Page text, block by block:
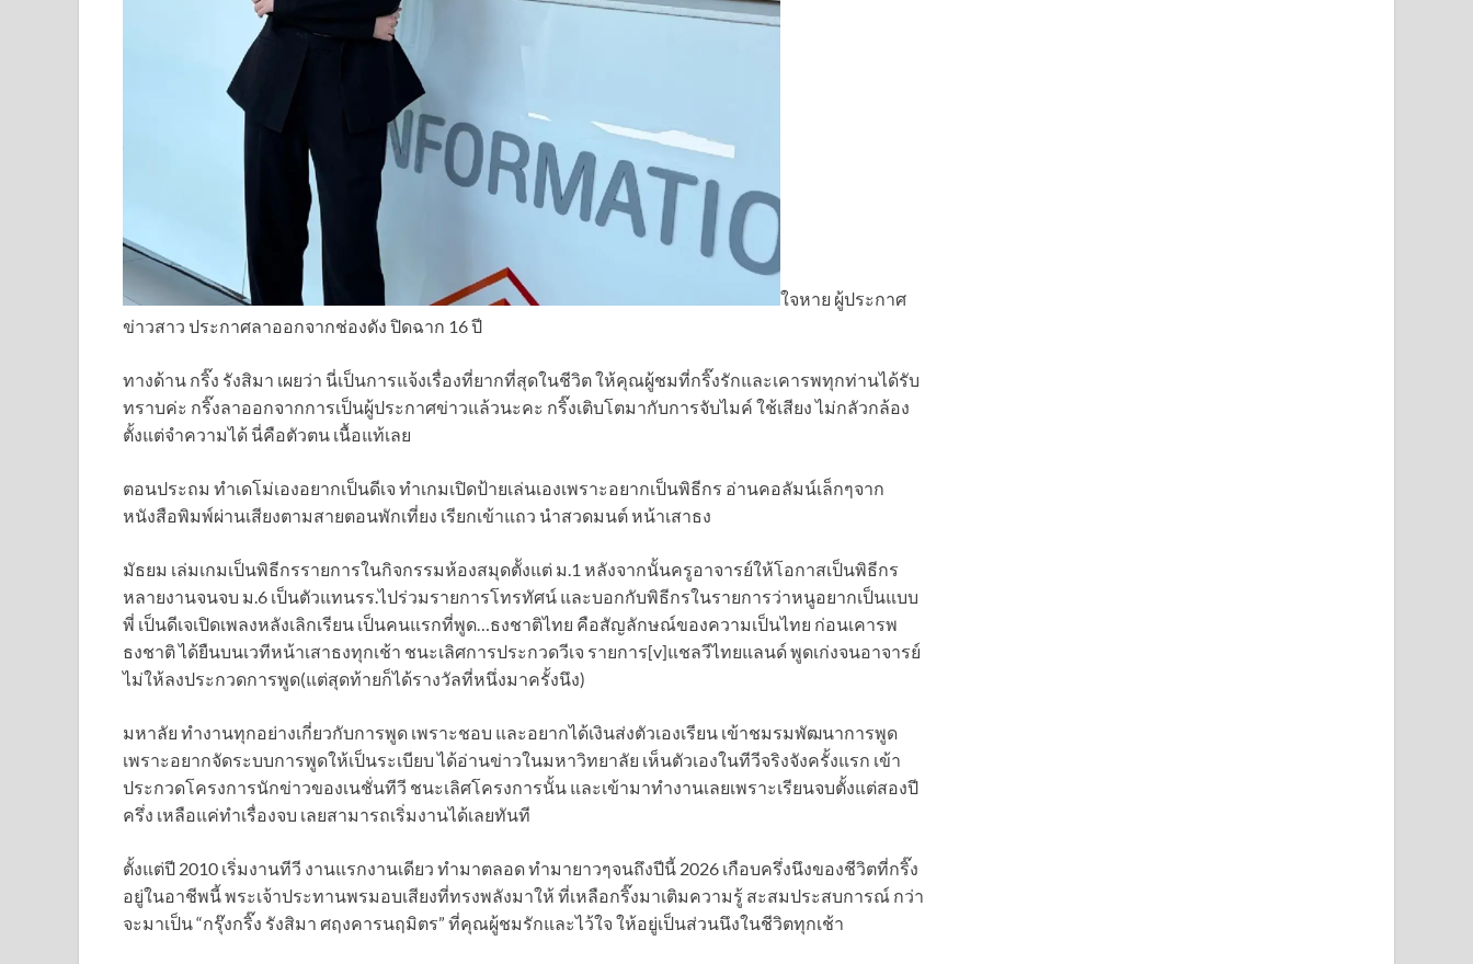
ใจหาย ผู้ประกาศ
ข่าวสาว ประกาศลาออกจากช่องดัง ปิดฉาก 16 ปี
ทางด้าน กริ๊ง รังสิมา เผยว่า นี่เป็นการแจ้งเรื่องที่ยากที่สุดในชีวิต ให้คุณผู้ชมที่กริ๊งรักและเคารพทุกท่านได้รับ
ทราบค่ะ กริ๊งลาออกจากการเป็นผู้ประกาศข่าวแล้วนะคะ กริ๊งเติบโตมากับการจับไมค์ ใช้เสียง ไม่กลัวกล้อง
ตั้งแต่จำความได้ นี่คือตัวตน เนื้อแท้เลย
ตอนประถม ทำเดโม่เองอยากเป็นดีเจ ทำเกมเปิดป้ายเล่นเองเพราะอยากเป็นพิธีกร อ่านคอลัมน์เล็กๆจาก
หนังสือพิมพ์ผ่านเสียงตามสายตอนพักเที่ยง เรียกเข้าแถว นำสวดมนต์ หน้าเสาธง
มัธยม เล่มเกมเป็นพิธีกรรายการในกิจกรรมห้องสมุดตัังแต่ ม.1 หลังจากนั้นครูอาจารย์ให้โอกาสเป็นพิธีกร
หลายงานจนจบ ม.6 เป็นตัวแทนรร.ไปร่วมรายการโทรทัศน์ และบอกกับพิธีกรในรายการว่าหนูอยากเป็นแบบ
พี่ เป็นดีเจเปิดเพลงหลังเลิกเรียน เป็นคนแรกที่พูด…ธงชาติไทย คือสัญลักษณ์ของความเป็นไทย ก่อนเคารพ
ธงชาติ ได้ยืนบนเวทีหน้าเสาธงทุกเช้า ชนะเลิศการประกวดวีเจ รายการ[v]แชลวีไทยแลนด์ พูดเก่งจนอาจารย์
ไม่ให้ลงประกวดการพูด(แต่สุดท้ายก็ได้รางวัลที่หนึ่งมาครั้งนึง)
มหาลัย ทำงานทุกอย่างเกี่ยวกับการพูด เพราะชอบ และอยากได้เงินส่งตัวเองเรียน เข้าชมรมพัฒนาการพูด
เพราะอยากจัดระบบการพูดให้เป็นระเบียบ ได้อ่านข่าวในมหาวิทยาลัย เห็นตัวเองในทีวีจริงจังครั้งแรก เข้า
ประกวดโครงการนักข่าวของเนชั่นทีวี ชนะเลิศโครงการนั้น และเข้ามาทำงานเลยเพราะเรียนจบตั้งแต่สองปี
ครึ่ง เหลือแค่ทำเรื่องจบ เลยสามารถเริ่มงานได้เลยทันที
ตั้งแต่ปี 2010 เริ่มงานทีวี งานแรกงานเดียว ทำมาตลอด ทำมายาวๆจนถึงปีนี้ 2026 เกือบครึ่งนึงของชีวิตที่กริ๊ง
อยู่ในอาชีพนี้ พระเจ้าประทานพรมอบเสียงที่ทรงพลังมาให้ ที่เหลือกริ๊งมาเติมความรู้ สะสมประสบการณ์ กว่า
จะมาเป็น “กรุ๊งกริ๊ง รังสิมา ศฤงคารนฤมิตร” ที่คุณผู้ชมรักและไว้ใจ ให้อยู่เป็นส่วนนึงในชีวิตทุกเช้า